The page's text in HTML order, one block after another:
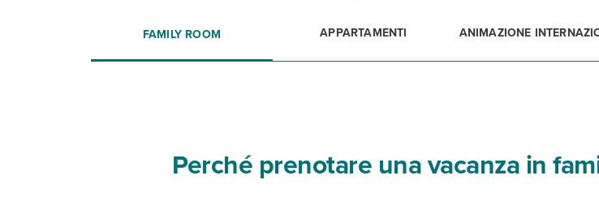
FAMILY ROOM APPARTAMENTI ANIMAZIONE
Perché prenotare una vacanza in